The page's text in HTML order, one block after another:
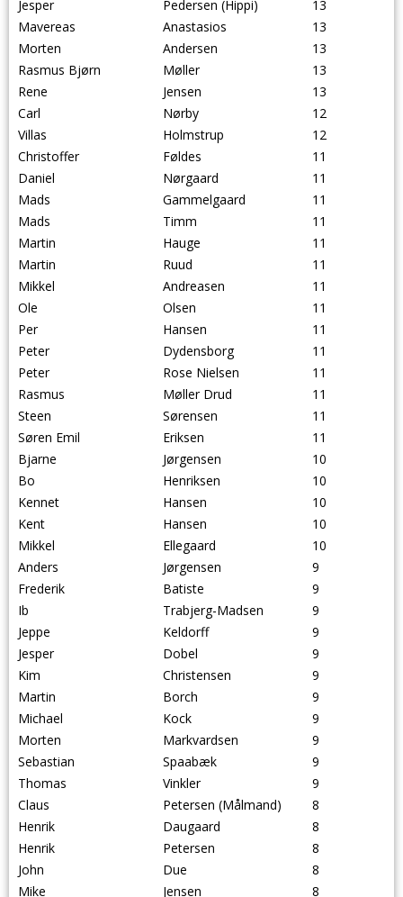
Jesper
Pedersen (Hippi)
13
Mavereas
Anastasios
13
Morten
Andersen
13
Rasmus Bjørn
Møller
13
Rene
Jensen
13
Carl
Nørby
12
Villas
Holmstrup
12
Christoffer
Føldes
11
Daniel
Nørgaard
11
Mads
Gammelgaard
11
Mads
Timm
11
Martin
Hauge
11
Martin
Ruud
11
Mikkel
Andreasen
11
Ole
Olsen
11
Per
Hansen
11
Peter
Dydensborg
11
Peter
Rose Nielsen
11
Rasmus
Møller Drud
11
Steen
Sørensen
11
Søren Emil
Eriksen
11
Bjarne
Jørgensen
10
Bo
Henriksen
10
Kennet
Hansen
10
Kent
Hansen
10
Mikkel
Ellegaard
10
Anders
Jørgensen
9
Frederik
Batiste
9
Ib
Trabjerg-Madsen
9
Jeppe
Keldorff
9
Jesper
Dobel
9
Kim
Christensen
9
Martin
Borch
9
Michael
Kock
9
Morten
Markvardsen
9
Sebastian
Spaabæk
9
Thomas
Vinkler
9
Claus
Petersen (Målmand)
8
Henrik
Daugaard
8
Henrik
Petersen
8
John
Due
8
Mike
Jensen 8